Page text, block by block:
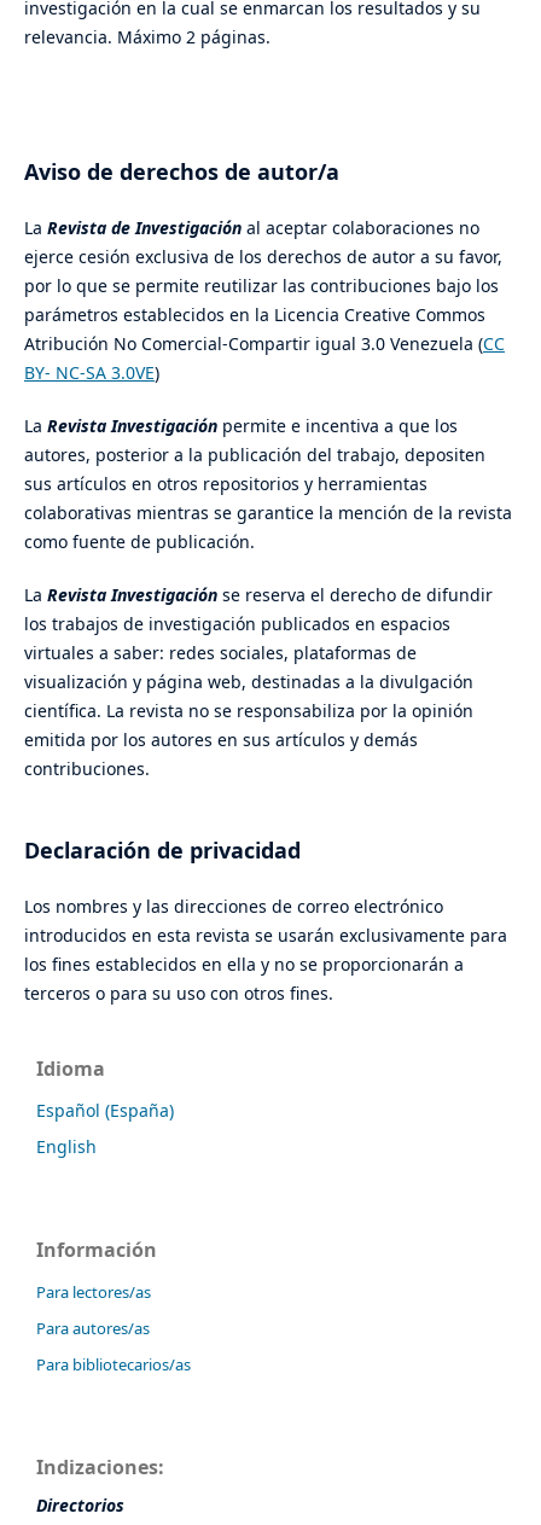
investigación en la cual se enmarcan los resultados y su
relevancia. Máximo 2 páginas.
Aviso de derechos de autor/a
La Revista de Investigaciónal aceptar colaboraciones no
ejerce cesión exclusiva de los derechos de autor a su favor,
por lo que se permite reutilizar las contribuciones bajo los
parámetros establecidos en la Licencia Creative Commos
Atribución No Comercial-Compartir igual 3.0 Venezuela (CC
BY- NC-SA 3.0VE)
La Revista Investigaciónpermite e incentiva a que los
autores, posterior a la publicación del trabajo, depositen
sus artículos en otros repositorios y herramientas
colaborativas mientras se garantice la mención de la revista
como fuente de publicación.
La Revista Investigaciónse reserva el derecho de difundir
los trabajos de investigación publicados en espacios
virtuales a saber: redes sociales, plataformas de
visualización y página web, destinadas a la divulgación
científica. La revista no se responsabiliza por la opinión
emitida por los autores en sus artículos y demás
contribuciones.
Declaración de privacidad
Los nombres y las direcciones de correo electrónico
introducidos en esta revista se usarán exclusivamente para
los fines establecidos en ella y no se proporcionarán a
terceros o para su uso con otros fines.
Idioma
Español (España)
English
Información
Para lectores/as
Para autores/as
Para bibliotecarios/as
Indizaciones:
Directorios